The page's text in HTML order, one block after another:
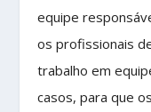
equipe
os profissionais
trabalho em
casos, para que